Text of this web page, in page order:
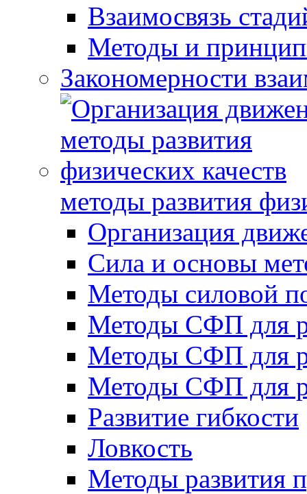
Взаимосвязь
Методы и
Закономерности
методы развития
Организация
Сила и основы
Методы силовой
Методы СФП для
Методы СФП для
Методы СФП для
Развитие гибкости
Ловкость
Методы развития